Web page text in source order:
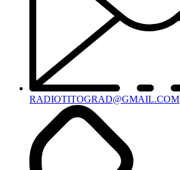
RADIOTITOGRAD@GMAIL.COM